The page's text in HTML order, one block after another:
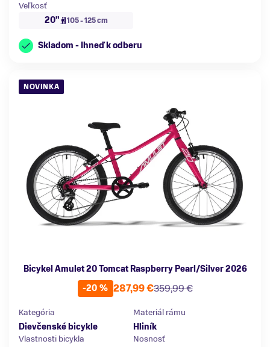
Veľkosť
20"
105 - 125 cm
Skladom - Ihneď k odberu
NOVINKA
Bicykel Amulet 20 Tomcat Raspberry Pearl/Silver 2026
-20 %
359,99 €
287,99 €
Kategória
Dievčenské bicykle
Materiál rámu
Hliník
Vlastnosti bicykla
Nosnosť